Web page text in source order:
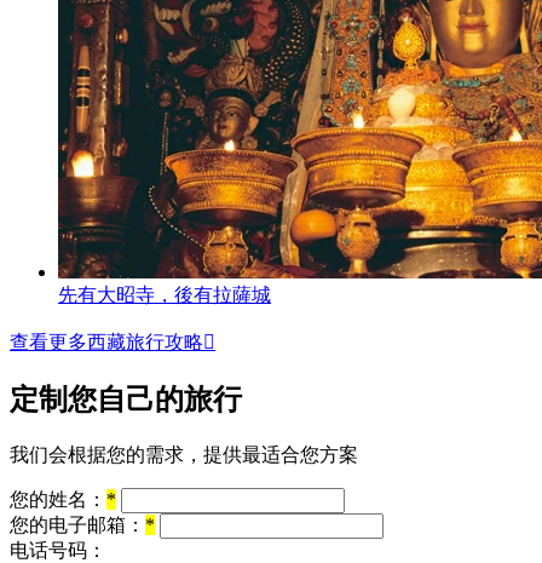
先有大昭寺，後有拉薩城
查看更多西藏旅行攻略
定制您自己的旅行
我们会根据您的需求，提供最适合您方案
您的姓名： *
您的电子邮箱： *
电话号码：